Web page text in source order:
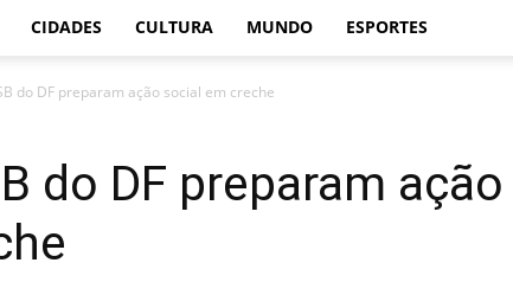
CIDADES CULTURA MUNDO ESPORTES
do DF preparam ação social em creche
do DF preparam ação